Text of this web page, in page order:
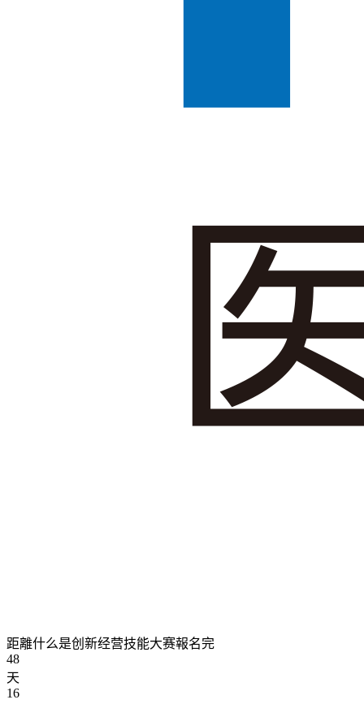
距離什么是创新经营技能大赛報名完
48
天
16